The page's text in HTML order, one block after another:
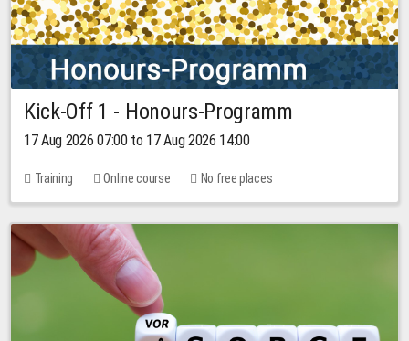
Kick-Off 1 - Honours-Programm
17 Aug 2026 07:00 to 17 Aug 2026 14:00
Training Online course No free places